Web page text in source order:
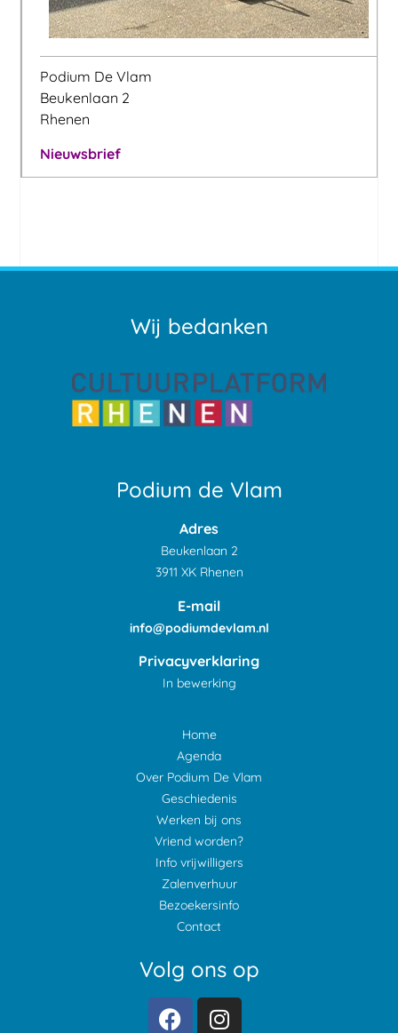
Podium De Vlam
Beukenlaan 2
Rhenen
Nieuwsbrief
Wij bedanken
Podium de Vlam
Adres
Beukenlaan 2
3911 XK Rhenen
E-mail
info@podiumdevlam.nl
Privacyverklaring
In bewerking
Home
Agenda
Over Podium De Vlam
Geschiedenis
Werken bij ons
Vriend worden?
Info vrijwilligers
Zalenverhuur
Bezoekersinfo
Contact
Volg ons op